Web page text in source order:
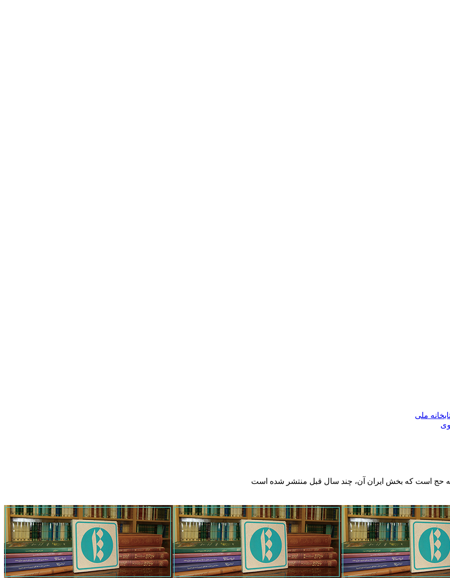
ملی
به حج است که بخش ایران آن، چند سال قبل منتشر شده است